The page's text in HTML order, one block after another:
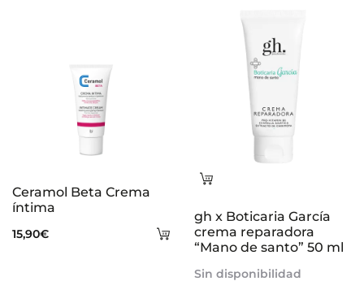
Añadir
carrito
Ceramol Beta Crema
íntima
15,90€
Leer
gh x Boticaria García
crema reparadora
“Mano de santo” 50 ml
Sin disponibilidad